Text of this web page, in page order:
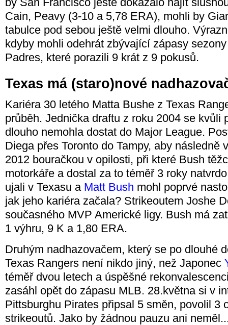
Cain, Peavy (3-10 a 5,78 ERA), mohli by
tabulce pod sebou ještě velmi dlouho.
kdyby mohli odehrát zbývající zápasy
Padres, které porazili 9 krát z 9 pokusů.
Texas má (staro)nové
Kariéra 30 letého Matta Bushe z Texas
průběh. Jednička draftu z roku 2004 se kvůli
dlouho nemohla dostat do Major League.
Diega přes Toronto do Tampy, aby následně
2012 bouračkou v opilosti, při které Bush
motorkáře a dostal za to téměř 3 roky
ujali v Texasu a Matt Bush mohl poprvé
jak jeho kariéra začala? Strikeoutem Joshe
současného MVP Americké ligy. Bush má
1 výhru, 9 K a 1,80 ERA.
Druhým nadhazovačem, který se po dlouhé
Texas Rangers není nikdo jiný, než Japonec
téměř dvou letech a úspěšné
zasáhl opět do zápasu MLB. 28.května si v
Pittsburghu Pirates připsal 5 směn, povolil 3
strikeoutů. Jako by žádnou pauzu ani